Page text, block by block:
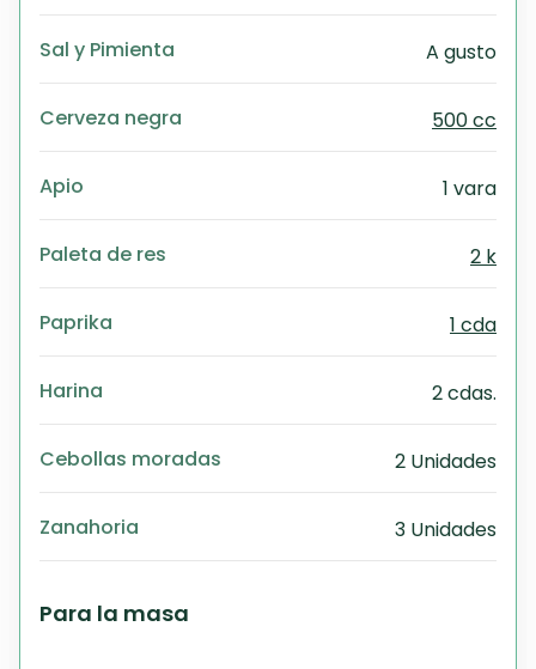
Sal y Pimienta A gusto
Cerveza negra 500 cc
Apio 1 vara
Paleta de res 2 k
Paprika 1 cda
Harina 2 cdas.
Cebollas moradas 2 Unidades
Zanahoria 3 Unidades
Para la masa